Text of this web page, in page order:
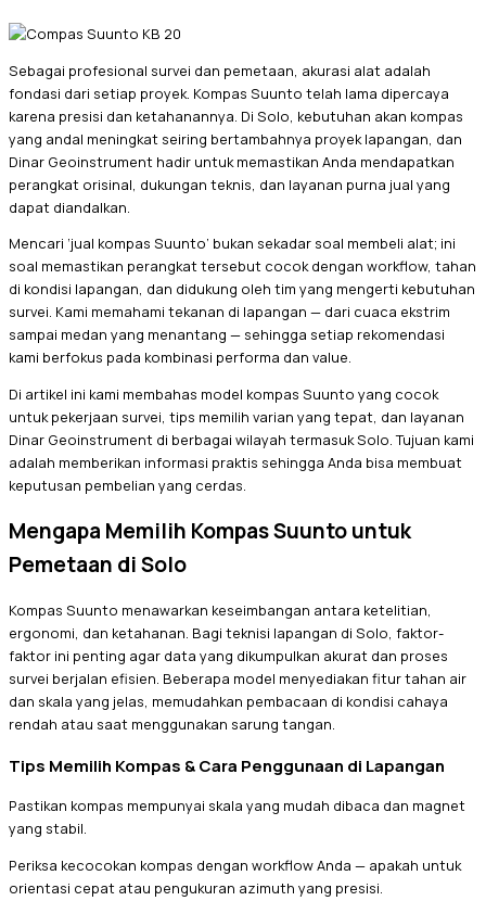
Sebagai profesional survei dan pemetaan, akurasi alat adalah
fondasi dari setiap proyek. Kompas Suunto telah lama dipercaya
karena presisi dan ketahanannya. Di Solo, kebutuhan akan kompas
yang andal meningkat seiring bertambahnya proyek lapangan, dan
Dinar Geoinstrument hadir untuk memastikan Anda mendapatkan
perangkat orisinal, dukungan teknis, dan layanan purna jual yang
dapat diandalkan.
Mencari ‘jual kompas Suunto’ bukan sekadar soal membeli alat; ini
soal memastikan perangkat tersebut cocok dengan workflow, tahan
di kondisi lapangan, dan didukung oleh tim yang mengerti kebutuhan
survei. Kami memahami tekanan di lapangan — dari cuaca ekstrim
sampai medan yang menantang — sehingga setiap rekomendasi
kami berfokus pada kombinasi performa dan value.
Di artikel ini kami membahas model kompas Suunto yang cocok
untuk pekerjaan survei, tips memilih varian yang tepat, dan layanan
Dinar Geoinstrument di berbagai wilayah termasuk Solo. Tujuan kami
adalah memberikan informasi praktis sehingga Anda bisa membuat
keputusan pembelian yang cerdas.
Mengapa Memilih Kompas Suunto untuk
Pemetaan di Solo
Kompas Suunto menawarkan keseimbangan antara ketelitian,
ergonomi, dan ketahanan. Bagi teknisi lapangan di Solo, faktor-
faktor ini penting agar data yang dikumpulkan akurat dan proses
survei berjalan efisien. Beberapa model menyediakan fitur tahan air
dan skala yang jelas, memudahkan pembacaan di kondisi cahaya
rendah atau saat menggunakan sarung tangan.
Tips Memilih Kompas & Cara Penggunaan di Lapangan
Pastikan kompas mempunyai skala yang mudah dibaca dan magnet
yang stabil.
Periksa kecocokan kompas dengan workflow Anda — apakah untuk
orientasi cepat atau pengukuran azimuth yang presisi.